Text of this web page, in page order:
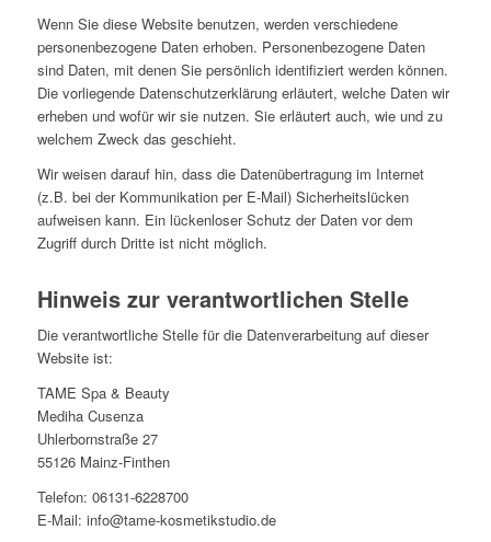
Wenn Sie diese Website benutzen, werden verschiedene
personenbezogene Daten erhoben. Personenbezogene Daten
sind Daten, mit denen Sie persönlich identifiziert werden können.
Die vorliegende Datenschutzerklärung erläutert, welche Daten wir
erheben und wofür wir sie nutzen. Sie erläutert auch, wie und zu
welchem Zweck das geschieht.
Wir weisen darauf hin, dass die Datenübertragung im Internet
(z.B. bei der Kommunikation per E-Mail) Sicherheitslücken
aufweisen kann. Ein lückenloser Schutz der Daten vor dem
Zugriff durch Dritte ist nicht möglich.
Hinweis zur verantwortlichen Stelle
Die verantwortliche Stelle für die Datenverarbeitung auf dieser
Website ist:
TAME Spa & Beauty
Mediha Cusenza
Uhlerbornstraße 27
55126 Mainz-Finthen
Telefon: 06131-6228700
E-Mail: info@tame-kosmetikstudio.de